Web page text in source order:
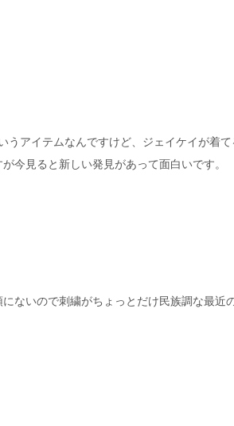
アイテムなんですけど、ジェイケイが着て
今見ると新しい発見があって面白いです。
ないので刺繍がちょっとだけ民族調な最近